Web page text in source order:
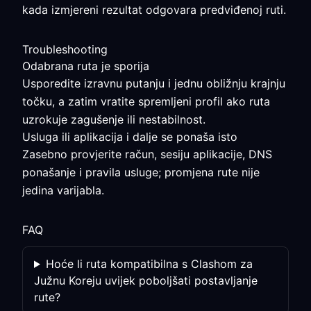
kada izmjereni rezultat odgovara predviđenoj ruti.
Troubleshooting
Odabrana ruta je sporija
Usporedite izravnu putanju i jednu obližnju krajnju
točku, a zatim vratite spremljeni profil ako ruta
uzrokuje zagušenje ili nestabilnost.
Usluga ili aplikacija i dalje se ponaša isto
Zasebno provjerite račun, sesiju aplikacije, DNS
ponašanje i pravila usluge; promjena rute nije
jedina varijabla.
FAQ
Hoće li ruta kompatibilna s Clashom za
Južnu Koreju uvijek poboljšati postavljanje
rute?